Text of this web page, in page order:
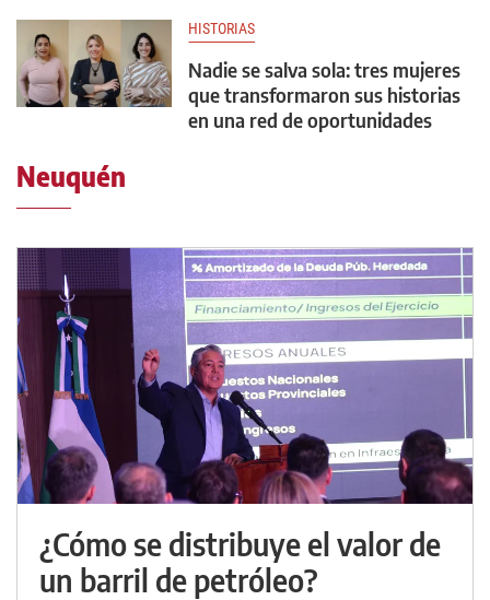
HISTORIAS
Nadie se salva sola: tres mujeres
que transformaron sus historias
en una red de oportunidades
Neuquén
¿Cómo se distribuye el valor de
un barril de petróleo?